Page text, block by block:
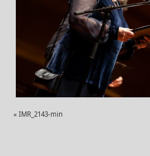
« IMR_2143-min